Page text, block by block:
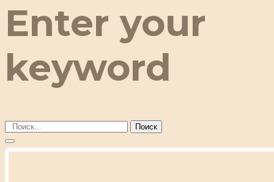
Enter your
keyword
Поиск